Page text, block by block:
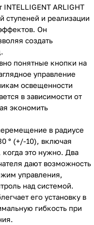
ARLIGHT
ступеней и реализации
Он
создать
понятные кнопки на
управление
освещенности
в зависимости от
экономить
в радиусе
° (+/-10), включая
когда это нужно. Два
дают возможность
управления,
над системой.
его установку в
гибкость при